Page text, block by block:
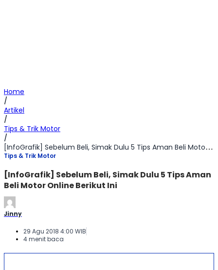
Home
/
Artikel
/
Tips & Trik Motor
/
[InfoGrafik] Sebelum Beli, Simak Dulu 5 Tips Aman Beli Motor Online Berikut Ini
Tips & Trik Motor
[InfoGrafik] Sebelum Beli, Simak Dulu 5 Tips Aman
Beli Motor Online Berikut Ini
Jinny
29 Agu 2018 4:00 WIB
4 menit baca